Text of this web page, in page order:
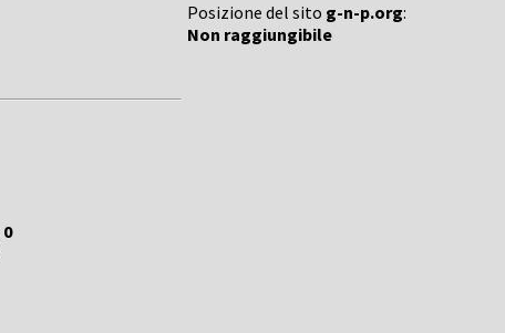
0
Posizione del sito g-n-p.org:
Non raggiungibile